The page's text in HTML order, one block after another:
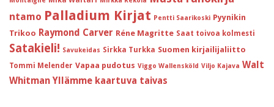
ntamo Palladium Kirjat Pentti Saarikoski Pyynikin
Trikoo Raymond Carver Réne Magritte Saat toivoa kolmesti
Satakieli! Savukeidas Sirkka Turkka Suomen kirjailijaliitto
Tommi Melender Vapaa pudotus Viggo Wallensköld Viljo Kajava Walt
Whitman Yllämme kaartuva taivas